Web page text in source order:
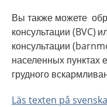
Вы также можете
консультации (BVC)
консультации
населенных пунктах
грудного
Läs texten på